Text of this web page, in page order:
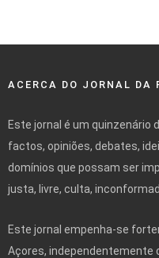
ACERCA DO JORNAL DA
Este jornal é um quinzenário
factos, opiniões, debates,
domínios que possam ser
justa, livre, culta,
Este jornal empenha-se
Açores, independentemente